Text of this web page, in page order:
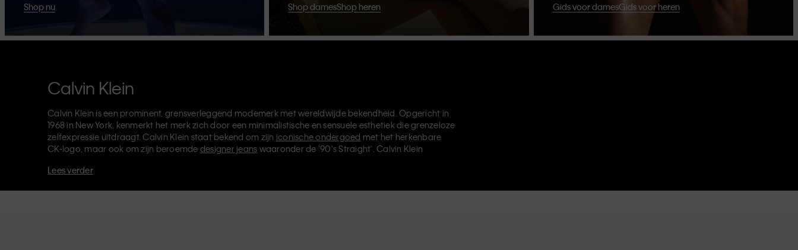
Shop nu Shop damesShop heren Gids voor damesGids voor heren
Calvin Klein
Calvin Klein is een prominent, grensverleggend modemerk met wereldwijde bekendheid. Opgericht in
1968 in New York, kenmerkt het merk zich door een minimalistische en sensuele esthetiek die grenzeloze
zelfexpressie uitdraagt. Calvin Klein staat bekend om zijn iconische ondergoed met het herkenbare
CK-logo, maar ook om zijn beroemde designer jeans waaronder de '90's Straight'. Calvin Klein
van de CK-labels - Calvin Klein, Calvin Klein Jeans, Calvin Klein Underwear,
Lees verder